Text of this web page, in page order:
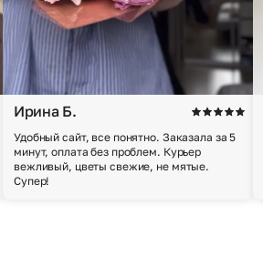
Ирина Б.
Удобный сайт, все понятно. Заказала за 5
минут, оплата без проблем. Курьер
вежливый, цветы свежие, не мятые.
Супер!